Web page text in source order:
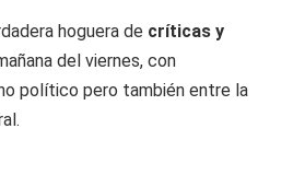
hoguera de críticas y
del viernes, con
político pero también entre la